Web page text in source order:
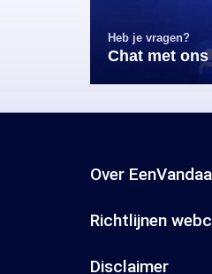
Heb je vragen?
Chat met ons
Over
Richtlijnen
Disclaimer